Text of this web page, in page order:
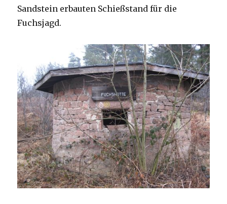
Sandstein erbauten Schießstand für die
Fuchsjagd.